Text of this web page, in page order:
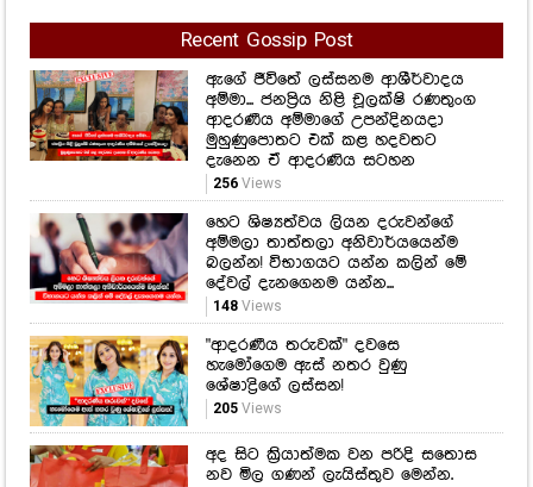
Recent Gossip Post
ඇගේ ජීවිතේ ලස්සනම ආශීර්වාදය
අම්මා... ජනප්‍රිය නිළි චූලක්ෂි රණතුංග
ආදරණීය අම්මාගේ උපන්දිනයදා
මුහුණුපොතට එක් කළ හදවතට
දැනෙන ඒ ආදරණිය සටහන
256Views
හෙට ශිෂ්‍යත්වය ලියන දරුවන්ගේ
අම්මලා තාත්තලා අනිවාර්යයෙන්ම
බලන්න! විභාගයට යන්න කලින් මේ
දේවල් දැනගෙනම යන්න...
148Views
"ආදරණීය තරුවක්" දවසෙ
හැමෝගෙම ඇස් නතර වුණු
ශේෂාද්‍රිගේ ලස්සන!
205Views
අද සිට ක්‍රියාත්මක වන පරිදි සතොස
නව මිල ගණන් ලැයිස්තුව මෙන්න.